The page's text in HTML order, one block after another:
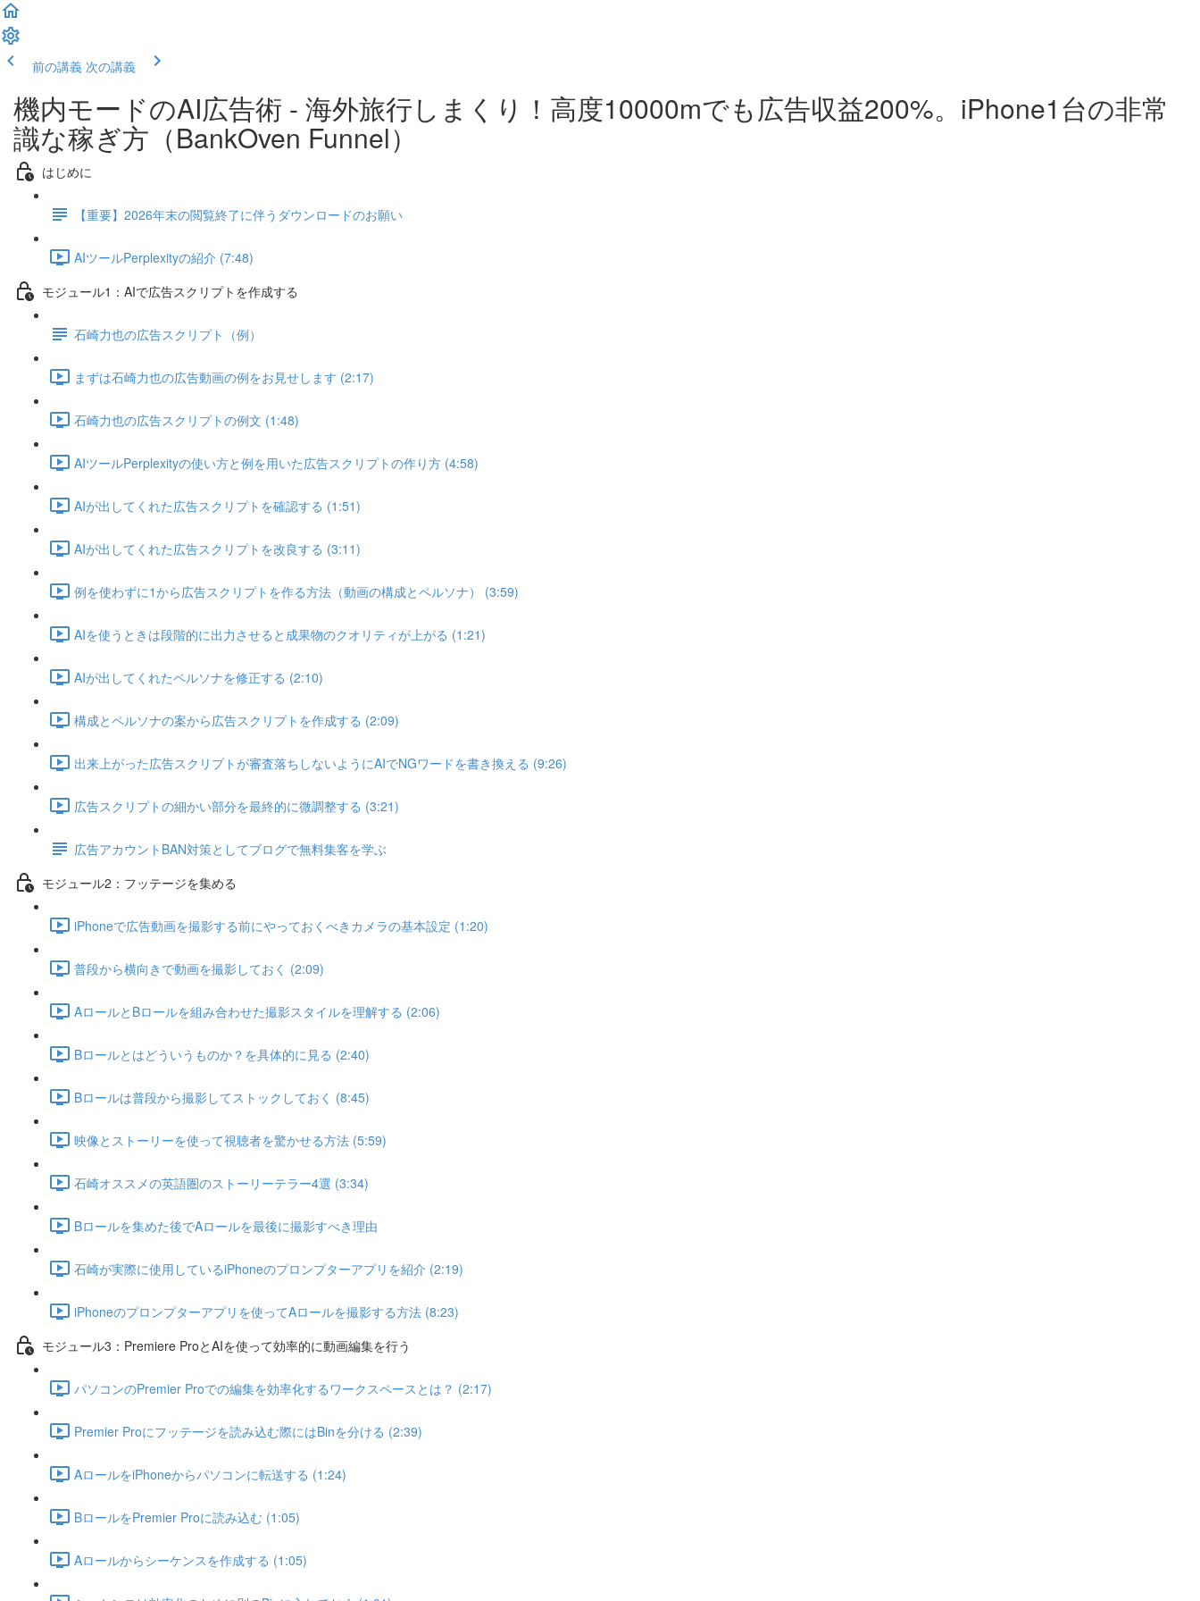
前の講義 次の講義
機内モードのAI広告術 - 海外旅行しまくり！高度10000mでも広告収益200%。iPhone1台の非常
識な稼ぎ方（BankOven Funnel）
はじめに
【重要】2026年末の閲覧終了に伴うダウンロードのお願い
AIツールPerplexityの紹介 (7:48)
モジュール1：AIで広告スクリプトを作成する
石崎力也の広告スクリプト（例）
まずは石崎力也の広告動画の例をお見せします (2:17)
石崎力也の広告スクリプトの例文 (1:48)
AIツールPerplexityの使い方と例を用いた広告スクリプトの作り方 (4:58)
AIが出してくれた広告スクリプトを確認する (1:51)
AIが出してくれた広告スクリプトを改良する (3:11)
例を使わずに1から広告スクリプトを作る方法（動画の構成とペルソナ） (3:59)
AIを使うときは段階的に出力させると成果物のクオリティが上がる (1:21)
AIが出してくれたペルソナを修正する (2:10)
構成とペルソナの案から広告スクリプトを作成する (2:09)
出来上がった広告スクリプトが審査落ちしないようにAIでNGワードを書き換える (9:26)
広告スクリプトの細かい部分を最終的に微調整する (3:21)
広告アカウントBAN対策としてブログで無料集客を学ぶ
モジュール2：フッテージを集める
iPhoneで広告動画を撮影する前にやっておくべきカメラの基本設定 (1:20)
普段から横向きで動画を撮影しておく (2:09)
AロールとBロールを組み合わせた撮影スタイルを理解する (2:06)
Bロールとはどういうものか？を具体的に見る (2:40)
Bロールは普段から撮影してストックしておく (8:45)
映像とストーリーを使って視聴者を驚かせる方法 (5:59)
石崎オススメの英語圏のストーリーテラー4選 (3:34)
Bロールを集めた後でAロールを最後に撮影すべき理由
石崎が実際に使用しているiPhoneのプロンプターアプリを紹介 (2:19)
iPhoneのプロンプターアプリを使ってAロールを撮影する方法 (8:23)
モジュール3：Premiere ProとAIを使って効率的に動画編集を行う
パソコンのPremier Proでの編集を効率化するワークスペースとは？ (2:17)
Premier Proにフッテージを読み込む際にはBinを分ける (2:39)
AロールをiPhoneからパソコンに転送する (1:24)
BロールをPremier Proに読み込む (1:05)
Aロールからシーケンスを作成する (1:05)